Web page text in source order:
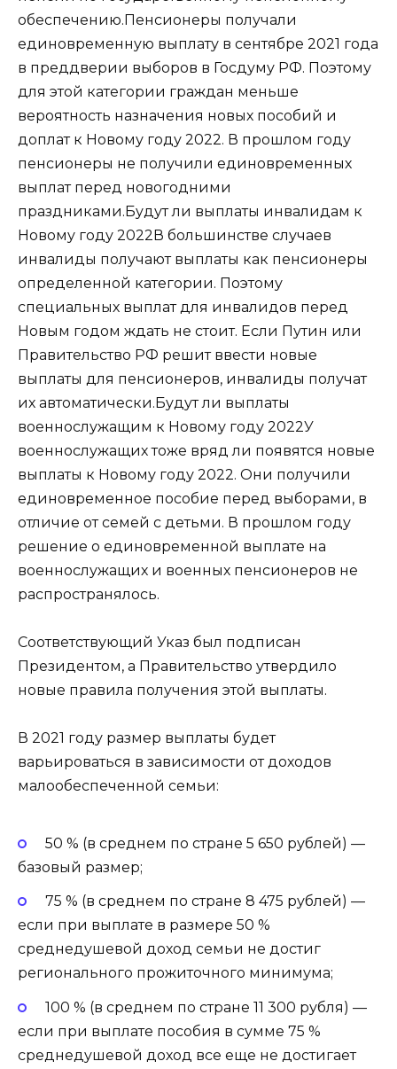
обеспечению.Пенсионеры получали
единовременную выплату в сентябре 2021 года
в преддверии выборов в Госдуму РФ. Поэтому
для этой категории граждан меньше
вероятность назначения новых пособий и
доплат к Новому году 2022. В прошлом году
пенсионеры не получили единовременных
выплат перед новогодними
праздниками.Будут ли выплаты инвалидам к
Новому году 2022В большинстве случаев
инвалиды получают выплаты как пенсионеры
определенной категории. Поэтому
специальных выплат для инвалидов перед
Новым годом ждать не стоит. Если Путин или
Правительство РФ решит ввести новые
выплаты для пенсионеров, инвалиды получат
их автоматически.Будут ли выплаты
военнослужащим к Новому году 2022У
военнослужащих тоже вряд ли появятся новые
выплаты к Новому году 2022. Они получили
единовременное пособие перед выборами, в
отличие от семей с детьми. В прошлом году
решение о единовременной выплате на
военнослужащих и военных пенсионеров не
распространялось.
Соответствующий Указ был подписан
Президентом, а Правительство утвердило
новые правила получения этой выплаты.
В 2021 году размер выплаты будет
варьироваться в зависимости от доходов
малообеспеченной семьи:
50 % (в среднем по стране 5 650 рублей) —
базовый размер;
75 % (в среднем по стране 8 475 рублей) —
если при выплате в размере 50 %
среднедушевой доход семьи не достиг
регионального прожиточного минимума;
100 % (в среднем по стране 11 300 рубля) —
если при выплате пособия в сумме 75 %
среднедушевой доход все еще не достигает